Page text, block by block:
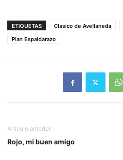
ETIQUETAS Clasico de Avellaneda
Plan Espaldarazo
Artículo anterior
Rojo, mi buen amigo